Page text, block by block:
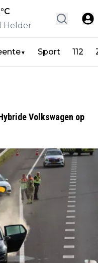
°C
Helder
▼ Sport 112
Volkswagen op